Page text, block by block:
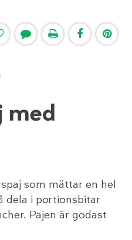
med
som mättar en hel
dela i portionsbitar
Pajen är godast